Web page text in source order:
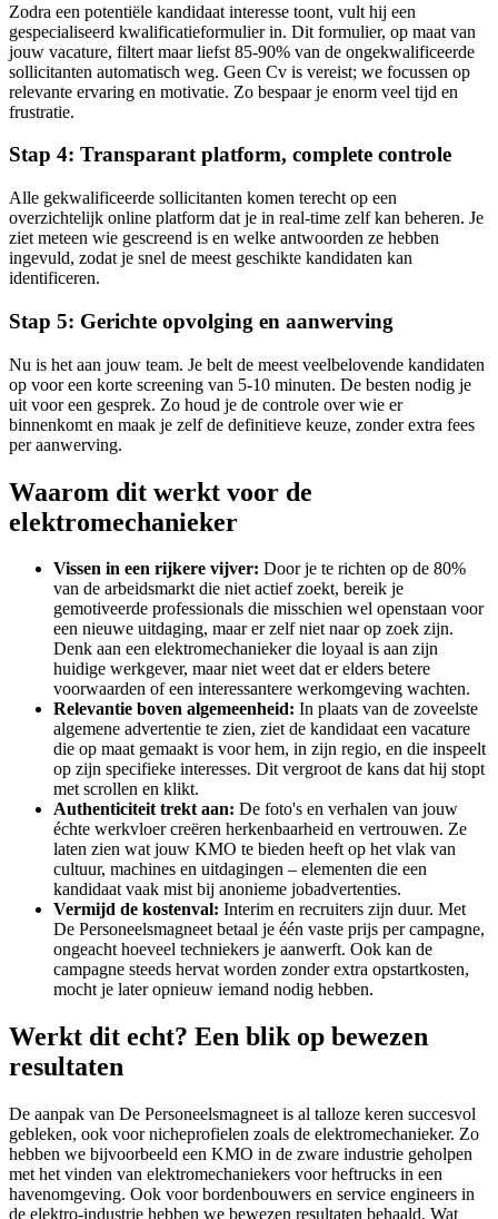
Zodra een potentiële kandidaat interesse toont, vult hij een
gespecialiseerd kwalificatieformulier in. Dit formulier, op maat van
jouw vacature, filtert maar liefst 85-90% van de ongekwalificeerde
sollicitanten automatisch weg. Geen Cv is vereist; we focussen op
relevante ervaring en motivatie. Zo bespaar je enorm veel tijd en
frustratie.
Stap 4: Transparant platform, complete controle
Alle gekwalificeerde sollicitanten komen terecht op een
overzichtelijk online platform dat je in real-time zelf kan beheren. Je
ziet meteen wie gescreend is en welke antwoorden ze hebben
ingevuld, zodat je snel de meest geschikte kandidaten kan
identificeren.
Stap 5: Gerichte opvolging en aanwerving
Nu is het aan jouw team. Je belt de meest veelbelovende kandidaten
op voor een korte screening van 5-10 minuten. De besten nodig je
uit voor een gesprek. Zo houd je de controle over wie er
binnenkomt en maak je zelf de definitieve keuze, zonder extra fees
per aanwerving.
Waarom dit werkt voor de
elektromechanieker
Vissen in een rijkere vijver: Door je te richten op de 80%
van de arbeidsmarkt die niet actief zoekt, bereik je
gemotiveerde professionals die misschien wel openstaan voor
een nieuwe uitdaging, maar er zelf niet naar op zoek zijn.
Denk aan een elektromechanieker die loyaal is aan zijn
huidige werkgever, maar niet weet dat er elders betere
voorwaarden of een interessantere werkomgeving wachten.
Relevantie boven algemeenheid: In plaats van de zoveelste
algemene advertentie te zien, ziet de kandidaat een vacature
die op maat gemaakt is voor hem, in zijn regio, en die inspeelt
op zijn specifieke interesses. Dit vergroot de kans dat hij stopt
met scrollen en klikt.
Authenticiteit trekt aan: De foto's en verhalen van jouw
échte werkvloer creëren herkenbaarheid en vertrouwen. Ze
laten zien wat jouw KMO te bieden heeft op het vlak van
cultuur, machines en uitdagingen – elementen die een
kandidaat vaak mist bij anonieme jobadvertenties.
Vermijd de kostenval: Interim en recruiters zijn duur. Met
De Personeelsmagneet betaal je één vaste prijs per campagne,
ongeacht hoeveel techniekers je aanwerft. Ook kan de
campagne steeds hervat worden zonder extra opstartkosten,
mocht je later opnieuw iemand nodig hebben.
Werkt dit echt? Een blik op bewezen
resultaten
De aanpak van De Personeelsmagneet is al talloze keren succesvol
gebleken, ook voor nicheprofielen zoals de elektromechanieker. Zo
hebben we bijvoorbeeld een KMO in de zware industrie geholpen
met het vinden van elektromechaniekers voor heftrucks in een
havenomgeving. Ook voor bordenbouwers en service engineers in
de elektro-industrie hebben we bewezen resultaten behaald. Wat